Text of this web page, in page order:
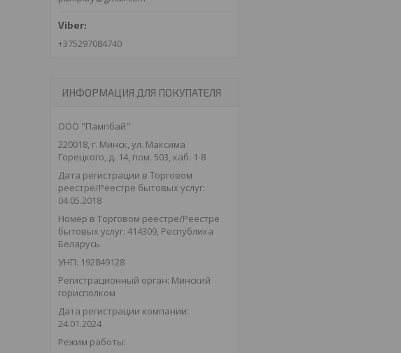
+375297084740
ИНФОРМАЦИЯ ДЛЯ ПОКУПАТЕЛЯ
ООО "Пампбай"
220018, г. Минск, ул. Максима
Горецкого, д. 14, пом. 503, каб. 1-8
Дата регистрации в Торговом
реестре/Реестре бытовых услуг:
04.05.2018
Номер в Торговом реестре/Реестре
бытовых услуг: 414309, Республика
Беларусь
УНП: 192849128
Регистрационный орган: Минский
горисполком
Дата регистрации компании:
24.01.2024
Режим работы: